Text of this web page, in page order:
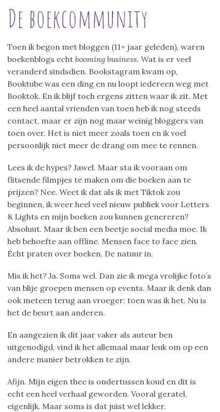
De boekcommunity
Toen ik begon met bloggen (11+ jaar geleden), waren
boekenblogs echt booming business. Wat is er veel
veranderd sindsdien. Bookstagram kwam op,
Booktube was een ding en nu loopt iedereen weg met
Booktok. En ik blijf toch ergens zitten waar ik zit. Met
een heel aantal vrienden van toen heb ik nog steeds
contact, maar er zijn nog maar weinig bloggers van
toen over. Het is niet meer zoals toen en ik voel
persoonlijk niet meer de drang om mee te rennen.
Lees ik de hypes? Jawel. Maar sta ik vooraan om
flitsende filmpjes te maken om die boeken aan te
prijzen? Nee. Weet ik dat als ik met Tiktok zou
beginnen, ik weer heel veel nieuw publiek voor Letters
& Lights en mijn boeken zou kunnen genereren?
Absoluut. Maar ik ben een beetje social media moe. Ik
heb behoefte aan offline. Mensen face to face zien.
Écht praten over boeken. De natuur in.
Mis ik het? Ja. Soms wel. Dan zie ik mega vrolijke foto’s
van blije groepen mensen op events. Maar ik denk dan
ook meteen terug aan vroeger: toen was ik het. Nu is
het de beurt aan anderen.
En aangezien ik dit jaar vaker als auteur ben
uitgenodigd, vind ik het allemaal maar leuk om op een
andere manier betrokken te zijn.
Afijn. Mijn eigen thee is ondertussen koud en dit is
echt een heel verhaal geworden. Vooral geratel,
eigenlijk. Maar soms is dat juist wel lekker.